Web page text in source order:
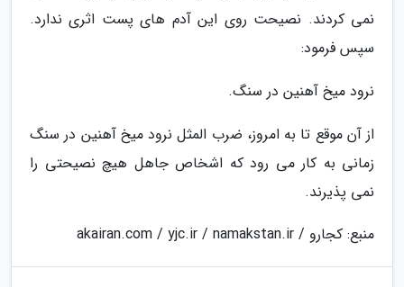
نمی کردند. نصیحت روی این آدم های پست اثری ندارد.
سپس فرمود:
نرود میخ آهنین در سنگ.
از آن موقع تا به امروز، ضرب المثل نرود میخ آهنین در سنگ
زمانی به کار می رود که اشخاص جاهل هیچ نصیحتی را
نمی پذیرند.
منبع: کجارو / akairan.com / yjc.ir / namakstan.ir